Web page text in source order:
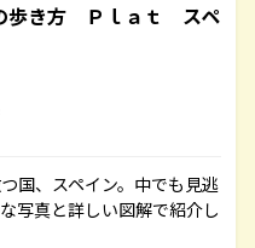
歩き方 Ｐｌａｔ スペ
国、スペイン。中でも見逃
写真と詳しい図解で紹介し